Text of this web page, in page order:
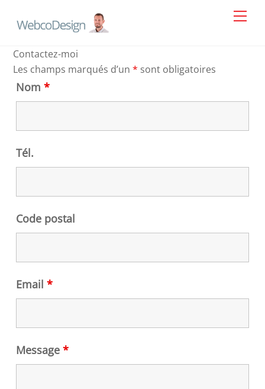
Contactez-moi
Les champs marqués d’un* sont obligatoires
Nom*
Tél.
Code postal
Email*
Message*